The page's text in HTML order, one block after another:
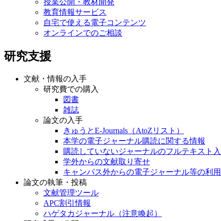
教育情報サービス
自宅で使える電子コンテンツ
オンラインでのご相談
研究支援
文献・情報の入手
研究費での購入
図書
雑誌
論文の入手
きゅうとE-Journals（AtoZリスト）
本学の電子ジャーナル購読に関する情報
購読していないジャーナルのフルテキスト
学外からの文献取り寄せ
キャンパス外からの電子ジャーナル等の利用
論文の執筆・投稿
文献管理ツール
APC割引情報
ハゲタカジャーナル（注意喚起）